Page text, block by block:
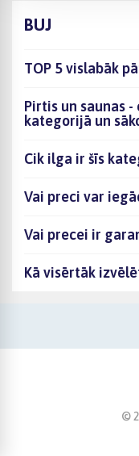
BUJ
TOP 5 vislabāk
Pirtis un saunas
kategorijā un
Cik ilga ir šīs
Vai preci var
Vai precei ir
Kā visērtāk
©